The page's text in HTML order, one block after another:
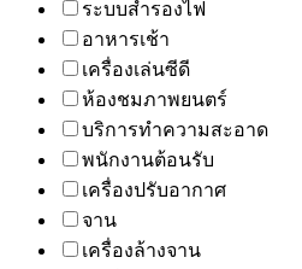
ระบบสำรองไฟ
อาหารเช้า
เครื่องเล่นซีดี
ห้องชมภาพยนตร์
บริการทำความสะอาด
พนักงานต้อนรับ
เครื่องปรับอากาศ
จาน
เครื่องล้างจาน